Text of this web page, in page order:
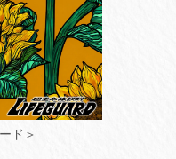
ド＞